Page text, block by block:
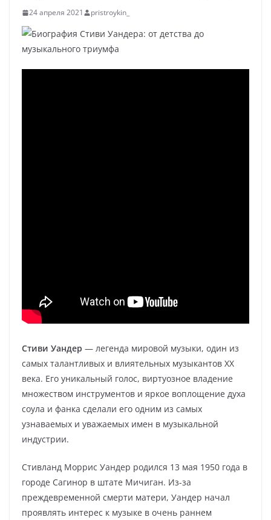
24 апреля 2021 pristroykin_
Стиви Уандер — легенда мировой музыки, один из
самых талантливых и влиятельных музыкантов XX
века. Его уникальный голос, виртуозное владение
множеством инструментов и яркое воплощение духа
соула и фанка сделали его одним из самых
узнаваемых и уважаемых имен в музыкальной
индустрии.
Стивланд Моррис Уандер родился 13 мая 1950 года в
городе Сагинор в штате Мичиган. Из-за
преждевременной смерти матери, Уандер начал
проявлять интерес к музыке в очень раннем